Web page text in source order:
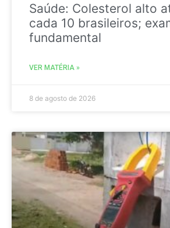
Saúde: Colesterol alto
cada 10 brasileiros;
fundamental
VER MATÉRIA »
8 de agosto de 2026